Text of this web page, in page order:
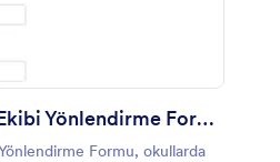
Öğrenci Destek Ekibi Yönlendirme Formu
Formu, okullarda